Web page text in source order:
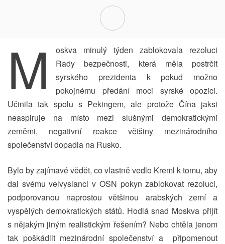
M
oskva minulý týden zablokovala rezoluci
Rady bezpečnosti, která měla postrčit
syrského prezidenta k pokud možno
pokojnému předání moci syrské opozici.
Učinila tak spolu s Pekingem, ale protože Čína jaksi
neaspiruje na místo mezi slušnými demokratickými
zeměmi, negativní reakce většiny mezinárodního
společenství dopadla na Rusko.
Bylo by zajímavé vědět, co vlastně vedlo Kreml k tomu, aby
dal svému velvyslanci v OSN pokyn zablokovat rezoluci,
podporovanou naprostou většinou arabských zemí a
vyspělých demokratických států. Hodlá snad Moskva přijít
s nějakým jiným realistickým řešením? Nebo chtěla jenom
tak poškádlit mezinárodní společenství a připomenout